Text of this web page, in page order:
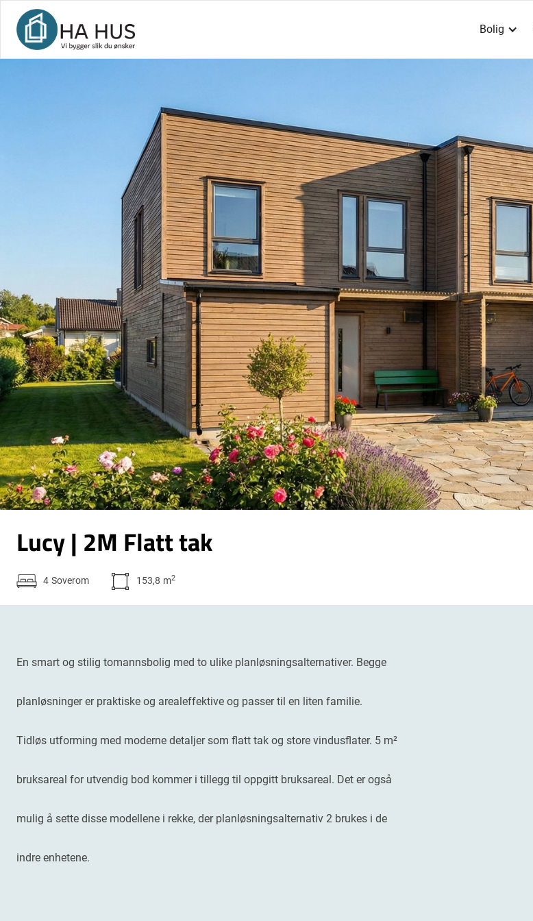
Bolig
Lucy | 2M Flatt tak
4 Soverom 153,8 m2
En smart og stilig tomannsbolig med to ulike planløsningsalternativer. Begge
planløsninger er praktiske og arealeffektive og passer til en liten familie.
Tidløs utforming med moderne detaljer som flatt tak og store vindusflater. 5 m²
bruksareal for utvendig bod kommer i tillegg til oppgitt bruksareal. Det er også
mulig å sette disse modellene i rekke, der planløsningsalternativ 2 brukes i de
indre enhetene.